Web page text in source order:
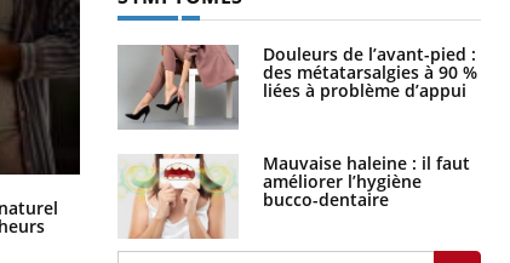
Comment oublier les écrans en
vacances ?
Douleurs de l’avant-pied :
des métatarsalgies à 90 %
liées à problème d’appui
Mauvaise haleine : il faut
améliorer l’hygiène
bucco-dentaire